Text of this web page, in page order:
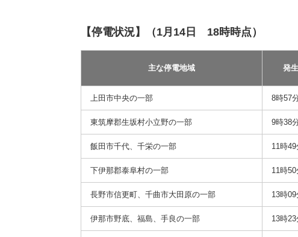
【停電状況】（1月14日 18時時点）
主な停電地域 発
上田市中央の一部 8時57
東筑摩郡生坂村小立野の一部 9時38
飯田市千代、千栄の一部 11時49
下伊那郡泰阜村の一部 11時50
長野市信更町、千曲市大田原の一部 13時09
伊那市野底、福島、手良の一部 13時23